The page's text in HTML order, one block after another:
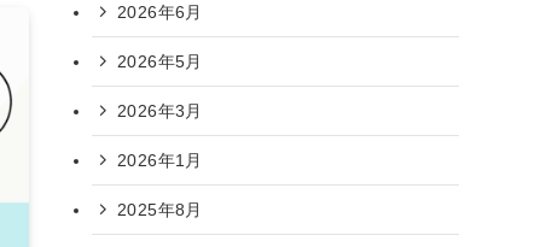
2026年6月
2026年5月
2026年3月
2026年1月
2025年8月